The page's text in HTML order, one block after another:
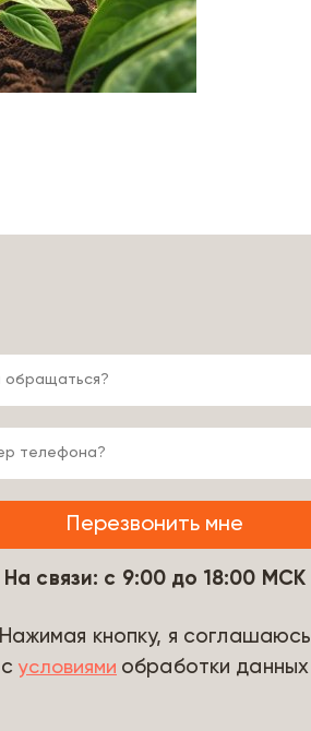
На связи: с 9:00 до 18:00 МСК
Нажимая кнопку, я соглашаюсь
с условиями обработки данных